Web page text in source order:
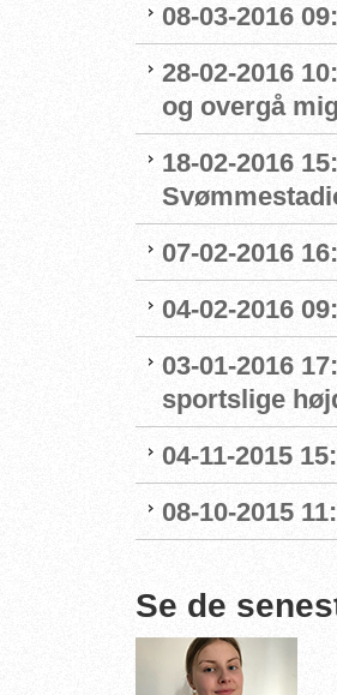
08-03-2016
28-02-2016
og overgå
18-02-2016
07-02-2016
04-02-2016
03-01-2016
sportslige
04-11-2015
08-10-2015
Se de